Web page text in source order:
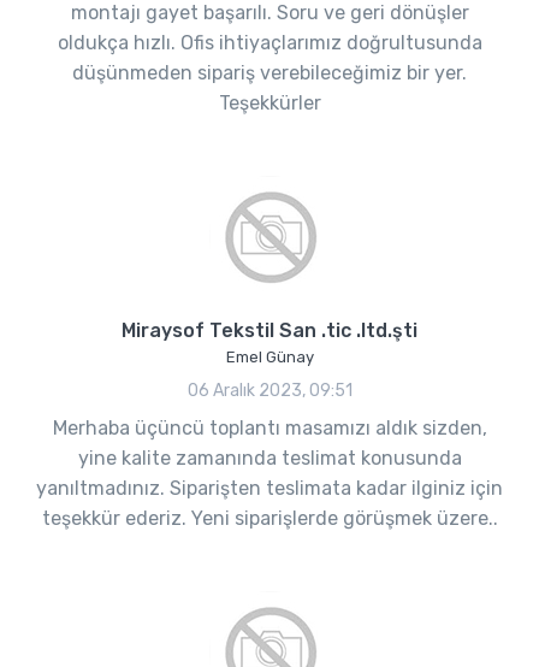
montajı gayet başarılı. Soru ve geri dönüşler
oldukça hızlı. Ofis ihtiyaçlarımız doğrultusunda
düşünmeden sipariş verebileceğimiz bir yer.
Teşekkürler
Miraysof Tekstil San .tic .ltd.şti
Emel Günay
06 Aralık 2023, 09:51
Merhaba üçüncü toplantı masamızı aldık sizden,
yine kalite zamanında teslimat konusunda
yanıltmadınız. Siparişten teslimata kadar ilginiz için
teşekkür ederiz. Yeni siparişlerde görüşmek üzere..